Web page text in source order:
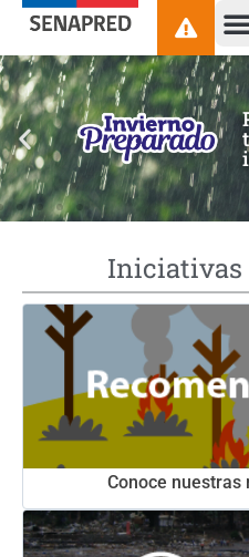
contenido
Iniciativas
Conoce nuestras